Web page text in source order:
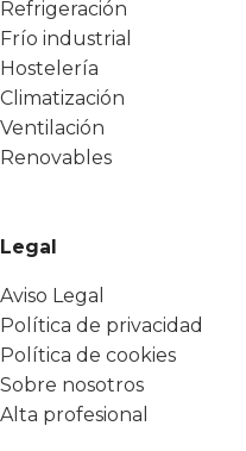
Refrigeración
Frío industrial
Hostelería
Climatización
Ventilación
Renovables
Legal
Aviso Legal
Política de privacidad
Política de cookies
Sobre nosotros
Alta profesional